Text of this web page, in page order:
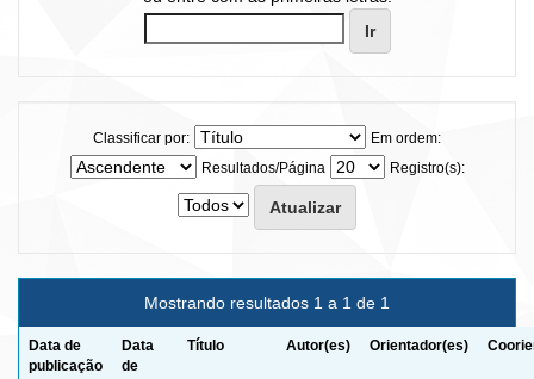
Classificar por:
Em ordem:
Resultados/Página
Registro(s):
Mostrando resultados 1 a 1 de 1
Data de
publicação
Data
de
Título Autor(es) Orientador(es)